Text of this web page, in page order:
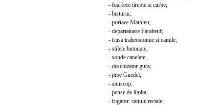
- foarfece drepte si curbe;
- bisturiu;
- portace Mathieu;
- departatoare Farabeuf;
- trusa traheostomie si canule;
- stilete butonate;
- sonde canelate;
- deschizator gura;
- pipe Guedel;
- anuscop;
- pense de limba;
- irigator: canule rectale;